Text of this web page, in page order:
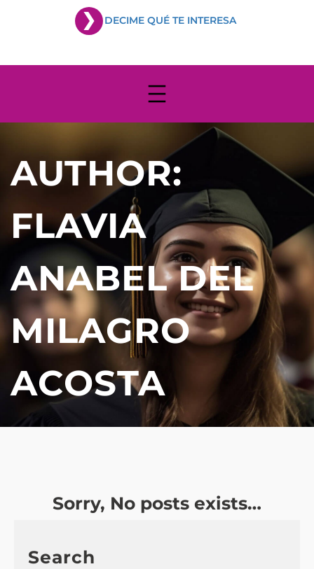
DECIME QUÉ TE INTERESA
AUTHOR:
FLAVIA
ANABEL DEL
MILAGRO
ACOSTA
Sorry, No posts exists…
Search